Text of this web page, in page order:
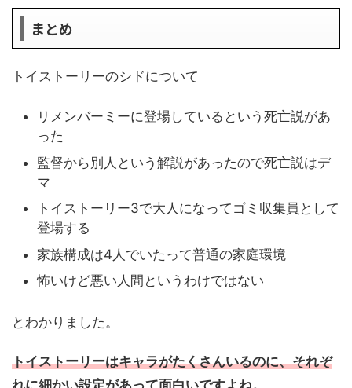
まとめ
トイストーリーのシドについて
リメンバーミーに登場しているという死亡説があ
った
監督から別人という解説があったので死亡説はデ
マ
トイストーリー3で大人になってゴミ収集員として
登場する
家族構成は4人でいたって普通の家庭環境
怖いけど悪い人間というわけではない
とわかりました。
トイストーリーはキャラがたくさんいるのに、それぞ
れに細かい設定があって面白いですよね。